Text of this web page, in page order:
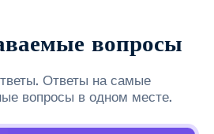
вопросы
Ответы на самые
вопросы в одном месте.